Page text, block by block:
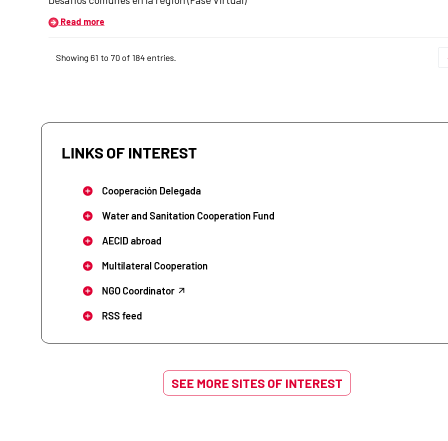
Read more
Showing 61 to 70 of 184 entries.
LINKS OF INTEREST
Cooperación Delegada
Water and Sanitation Cooperation Fund
AECID abroad
Multilateral Cooperation
NGO Coordinator
RSS feed
SEE MORE SITES OF INTEREST